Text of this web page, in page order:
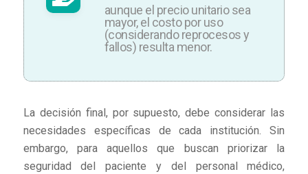
aunque el precio unitario sea
mayor, el costo por uso
(considerando reprocesos y
fallos) resulta menor.
La decisión final, por supuesto, debe considerar las
necesidades específicas de cada institución. Sin
embargo, para aquellos que buscan priorizar la
seguridad del paciente y del personal médico,